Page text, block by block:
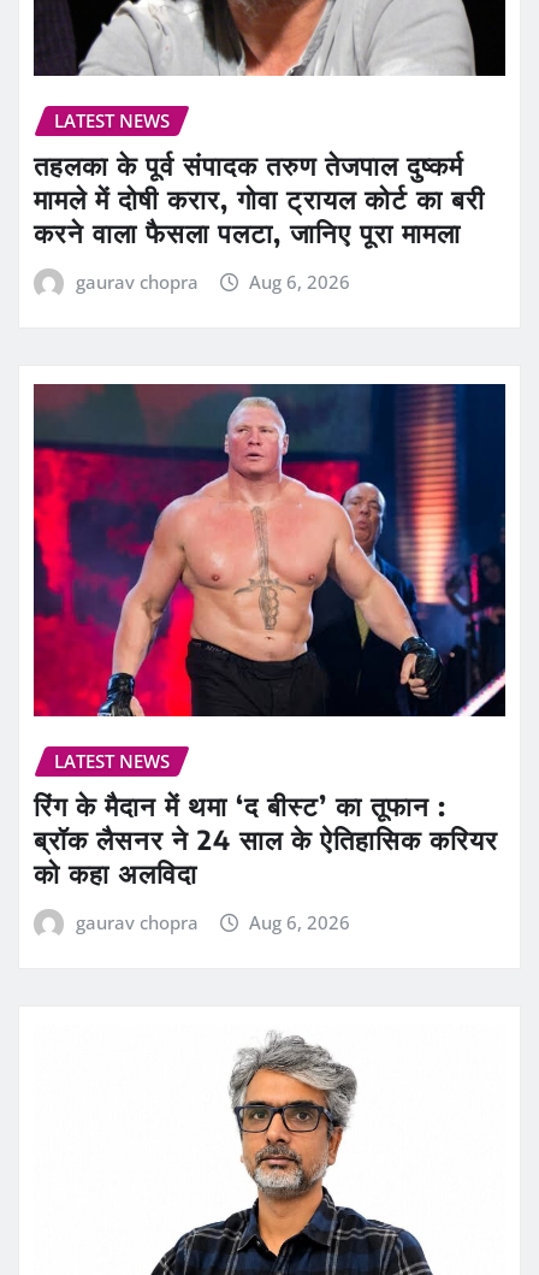
LATEST NEWS
तहलका के पूर्व संपादक तरुण तेजपाल दुष्कर्म
मामले में दोषी करार, गोवा ट्रायल कोर्ट का बरी
करने वाला फैसला पलटा, जानिए पूरा मामला
gaurav chopra Aug 6, 2026
LATEST NEWS
रिंग के मैदान में थमा ‘द बीस्ट’ का तूफान :
ब्रॉक लैसनर ने 24 साल के ऐतिहासिक करियर
को कहा अलविदा
gaurav chopra Aug 6, 2026